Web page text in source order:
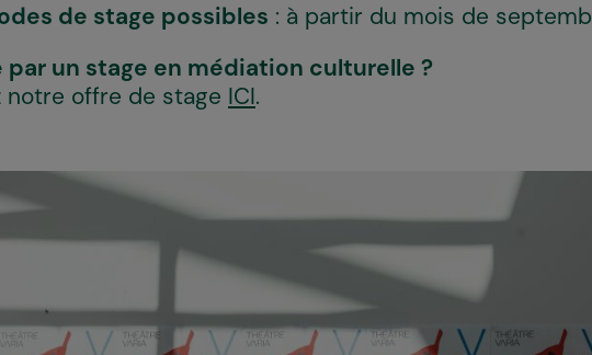
de stage possibles : à partir du mois de
par un stage en médiation culturelle ?
notre offre de stage ICI.